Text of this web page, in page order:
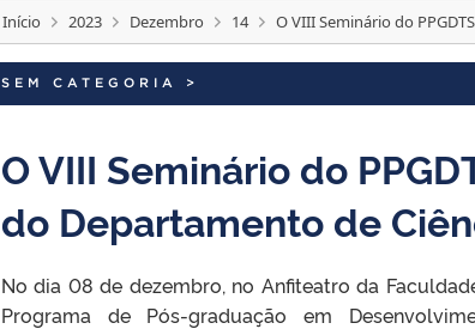
Início 2023 Dezembro 14 O VIII Seminário do
SEM CATEGORIA >
O VIII Seminário do
do Departamento de
No dia 08 de dezembro, no Anfiteatro da
Programa de Pós-graduação em